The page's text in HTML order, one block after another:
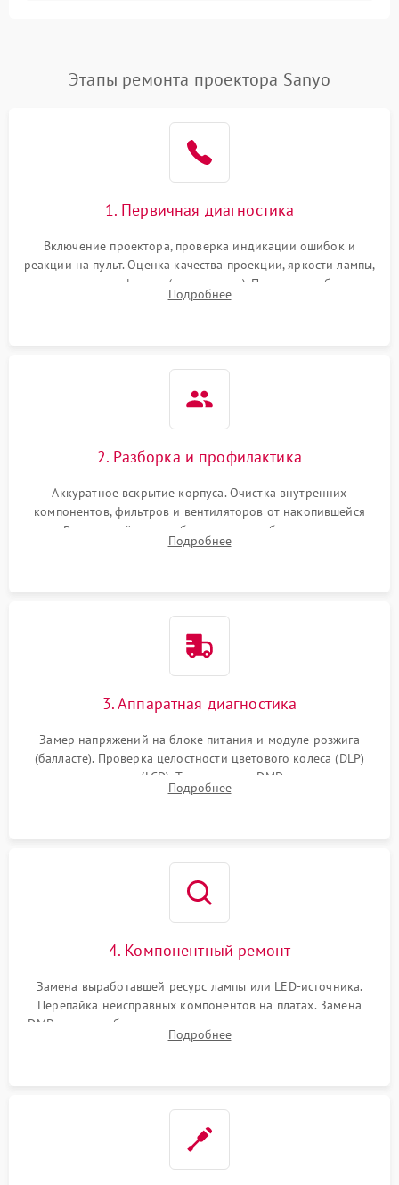
Нестабильная яркость или
контраст
4000 ₽ Подробнее →
Неравномерная подсветка
автоматическая коррекция
трапеции (Keystone)
Проблемы с
масштабированием
Подробнее →
Этапы ремонта проектора Sanyo
1. Первичная диагностика
Включение проектора, проверка индикации ошибок и
реакции на пульт. Оценка качества проекции, яркости лампы,
наличия артефактов (точки, пятна). Проверка работы
системы охлаждения по уровню шума вентиляторов.
Подробнее
2. Разборка и профилактика
Аккуратное вскрытие корпуса. Очистка внутренних
компонентов, фильтров и вентиляторов от накопившейся
пыли. Визуальный осмотр блока питания, балласта лампы и
материнской платы на наличие прогаров или вздутых
Подробнее
3. Аппаратная диагностика
Замер напряжений на блоке питания и модуле розжига
(балласте). Проверка целостности цветового колеса (DLP)
или поляризаторов (LCD). Тестирование DMD-чипа, датчиков
температуры и оптопар с помощью мультиметра и
Подробнее
4. Компонентный ремонт
Замена выработавшей ресурс лампы или LED-источника.
Перепайка неисправных компонентов на платах. Замена
DMD-чипа при битых пикселях, установка нового цветового
колеса или восстановление сгоревших поляризационных
Подробнее